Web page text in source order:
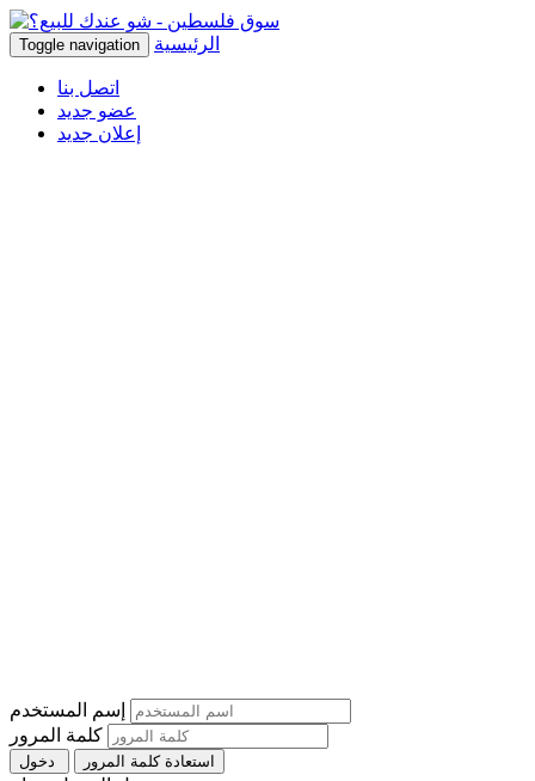
Toggle navigation الرئيسية
اتصل بنا
عضو جديد
إعلان جديد
إسم المستخدم
كلمة المرور
استعادة كلمة المرور